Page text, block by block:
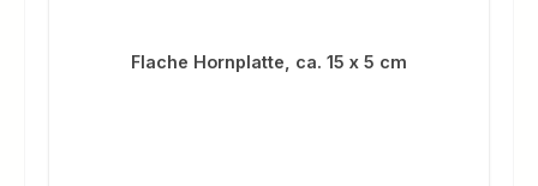
Flache Hornplatte, ca. 15 x 5 cm